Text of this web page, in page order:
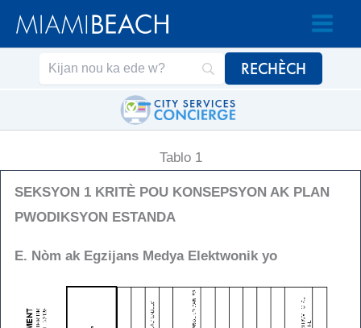
nan
nan
Tablo 1
SEKSYON 1 KRITÈ POU KONSEPSYON AK PLAN
PWODIKSYON ESTANDA
E. Nòm ak Egzijans Medya Elektwonik yo